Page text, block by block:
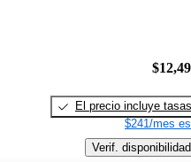
El precio incluye tasas
$241/mes
Verif. disponibilidad